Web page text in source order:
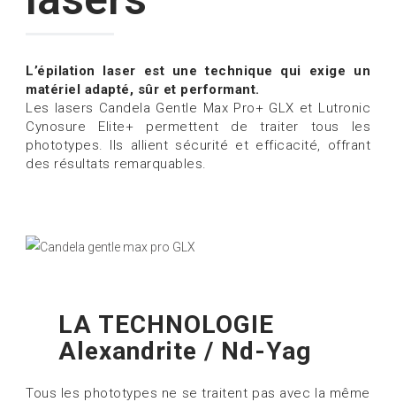
L’épilation laser est une technique qui exige un
matériel adapté, sûr et performant.
Les lasers Candela Gentle Max Pro+ GLX et Lutronic
Cynosure Elite+ permettent de traiter tous les
phototypes. Ils allient sécurité et efficacité, offrant
des résultats remarquables.
LA TECHNOLOGIE
Alexandrite / Nd-Yag
Tous les phototypes ne se traitent pas avec la même